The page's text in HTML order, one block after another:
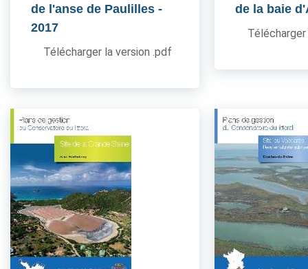
de l'anse de Paulilles -
2017
Télécharger la version .pdf
de la baie